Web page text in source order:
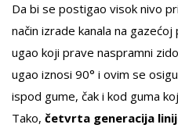
Da bi se postigao visok nivo
način izrade kanala na
ugao koji prave naspramni
ugao iznosi 90° i ovim se
ispod gume, čak i kod guma
Tako, četvrta generacija